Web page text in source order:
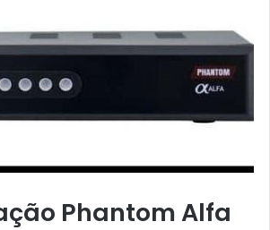
m
m
a
Phantom Alfa